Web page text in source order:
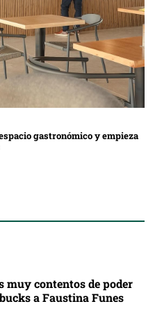
gastronómico y empieza
muy contentos de poder
a Faustina Funes